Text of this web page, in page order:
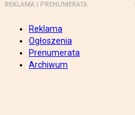
REKLAMA I PRENUMERATA
Reklama
Ogłoszenia
Prenumerata
Archiwum